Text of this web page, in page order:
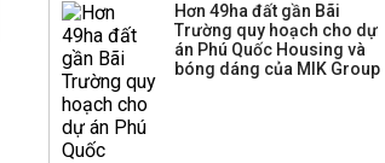
Hơn 49ha đất gần Bãi
Trường quy hoạch cho dự
án Phú Quốc Housing và
bóng dáng của MIK Group